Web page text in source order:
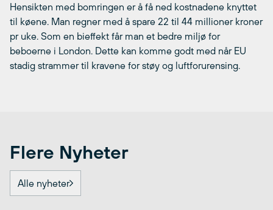
Hensikten med bomringen er å få ned kostnadene knyttet
til køene. Man regner med å spare 22 til 44 millioner kroner
pr uke. Som en bieffekt får man et bedre miljø for
beboerne i London. Dette kan komme godt med når EU
stadig strammer til kravene for støy og luftforurensing.
Flere Nyheter
Alle nyheter